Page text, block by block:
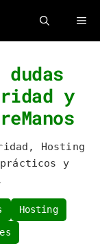
y
Hosting
y
Hosting